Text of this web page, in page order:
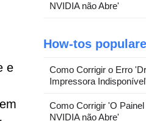
e
NVIDIA não Abre'
How-tos
Como Corrigir o Erro
Impressora Indisponível'
Como Corrigir 'O
NVIDIA não Abre'